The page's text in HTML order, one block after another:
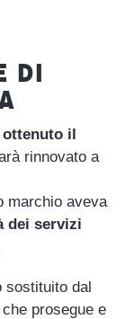
DI
ottenuto il
rinnovato a
marchio aveva
dei servizi
sostituito dal
che prosegue e